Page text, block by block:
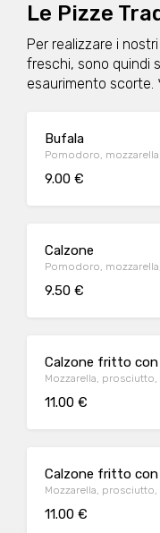
Le Pizze
Per realizzare i
freschi, sono quindi
esaurimento
Bufala
Pomodoro,
9.00 €
Calzone
Pomodoro,
9.50 €
Calzone fritto con
Mozzarella,
11.00 €
Calzone fritto
Mozzarella,
11.00 €